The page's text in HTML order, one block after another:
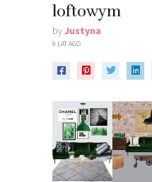
loftowym
byJustyna
9 LAT AGO